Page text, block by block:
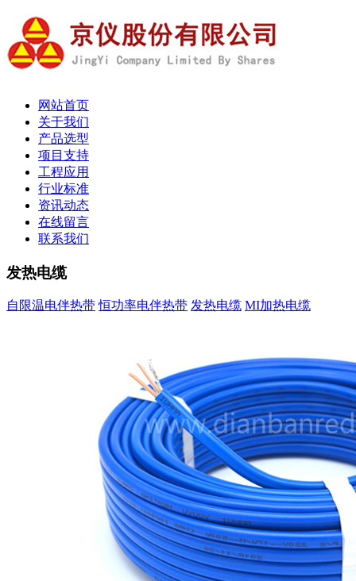
网站首页
关于我们
产品选型
项目支持
工程应用
行业标准
资讯动态
在线留言
联系我们
发热电缆
自限温电伴热带 恒功率电伴热带 发热电缆 MI加热电缆